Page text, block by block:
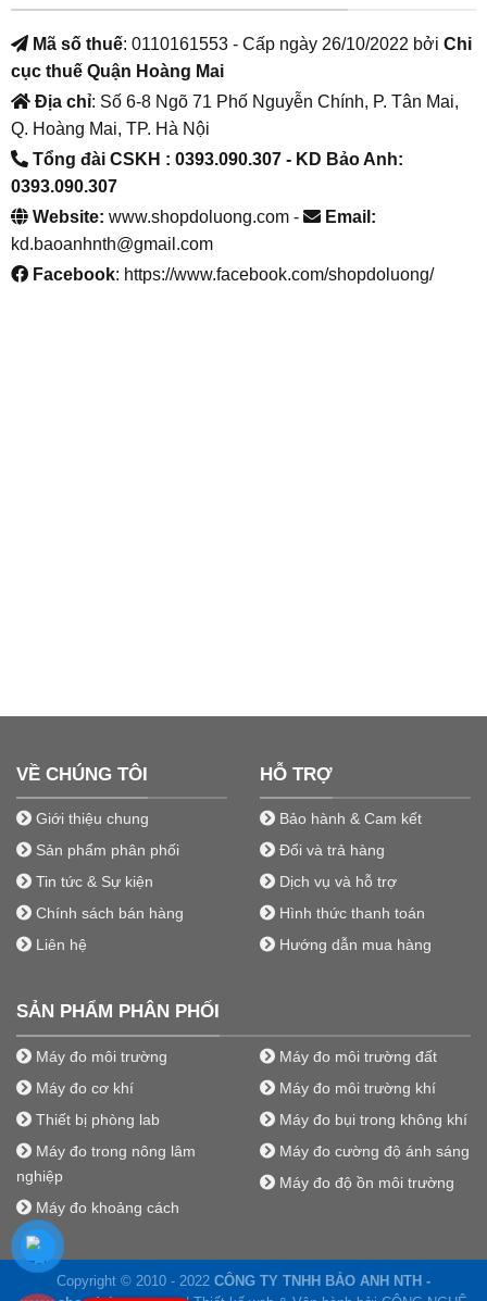
Mã số thuế: 0110161553 - Cấp ngày 26/10/2022 bởi Chi
cục thuế Quận Hoàng Mai
Địa chỉ: Số 6-8 Ngõ 71 Phố Nguyễn Chính, P. Tân Mai,
Q. Hoàng Mai, TP. Hà Nội
Tổng đài CSKH : 0393.090.307- KD Bảo Anh:
0393.090.307
Website: www.shopdoluong.com -
Email:
kd.baoanhnth@gmail.com
Facebook: https://www.facebook.com/shopdoluong/
VỀ CHÚNG TÔI
Giới thiệu chung
Sản phẩm phân phối
Tin tức & Sự kiện
Chính sách bán hàng
Liên hệ
HỖ TRỢ
Bảo hành & Cam kết
Đổi và trả hàng
Dịch vụ và hỗ trợ
Hình thức thanh toán
Hướng dẫn mua hàng
SẢN PHẨM PHÂN PHỐI
Máy đo môi trường
Máy đo cơ khí
Thiết bị phòng lab
Máy đo trong nông lâm
nghiệp
Máy đo khoảng cách
Máy đo môi trường đất
Máy đo môi trường khí
Máy đo bụi trong không khí
Máy đo cường độ ánh sáng
Máy đo độ ồn môi trường
Copyright © 2010 - 2022 CÔNG TY TNHH BẢO ANH NTH -